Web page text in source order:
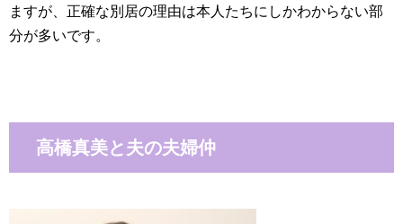
ますが、正確な別居の理由は本人たちにしかわからない部
分が多いです。
高橋真美と夫の夫婦仲